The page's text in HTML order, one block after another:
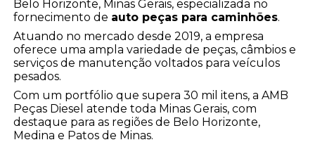
Belo Horizonte, Minas Gerais, especializada no
fornecimento de auto peças para caminhões.
Atuando no mercado desde 2019, a empresa
oferece uma ampla variedade de peças, câmbios e
serviços de manutenção voltados para veículos
pesados.
Com um portfólio que supera 30 mil itens, a AMB
Peças Diesel atende toda Minas Gerais, com
destaque para as regiões de Belo Horizonte,
Medina e Patos de Minas.